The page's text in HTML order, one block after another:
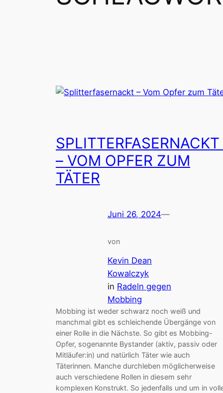
SPLITTERFASERNACKT
– VOM OPFER ZUM
TÄTER
Juni 26, 2024—
von
Kevin Dean
Kowalczyk
in Radeln gegen
Mobbing
Mobbing ist weder schwarz noch weiß und
manchmal gibt es schleichende Übergänge von
einer Rolle in die Nächste. So gibt es Mobbing-
Opfer, sogenannte Bystander (aktiv, passiv oder
Mitläufer:in) und natürlich Täter wie auch
Täterinnen. Manche durchleben möglicherweise
auch verschiedene Rollen in diesem sehr
komplexen Konstrukt. So jedenfalls und um in